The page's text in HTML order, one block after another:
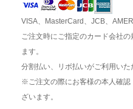
VISA、MasterCard、JCB、
ご注文時にご指定のカード会社
ます。
分割払い、リボ払いがご利用いた
※ご注文の際にお客様の本人確認
ざいます。